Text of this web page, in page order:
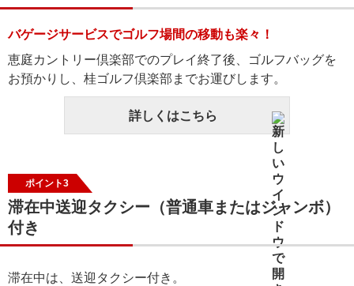
バゲージサービスでゴルフ場間の移動も楽々！
恵庭カントリー倶楽部でのプレイ終了後、ゴルフバッグを
お預かりし、桂ゴルフ倶楽部までお運びします。
詳しくはこちら
ポイント3
滞在中送迎タクシー（普通車またはジャンボ）
付き
滞在中は、送迎タクシー付き。